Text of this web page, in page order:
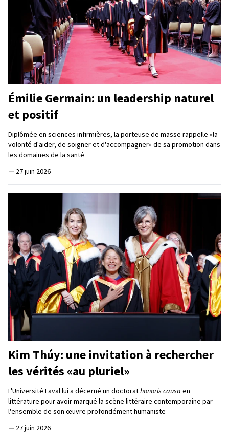
Émilie Germain: un leadership naturel
et positif
Diplômée en sciences infirmières, la porteuse de masse rappelle «la
volonté d'aider, de soigner et d'accompagner» de sa promotion dans
les domaines de la santé
— 27 juin 2026
Kim Thúy: une invitation à rechercher
les vérités «au pluriel»
L'Université Laval lui a décerné un doctorathonoris causa en
littérature pour avoir marqué la scène littéraire contemporaine par
l'ensemble de son œuvre profondément humaniste
— 27 juin 2026